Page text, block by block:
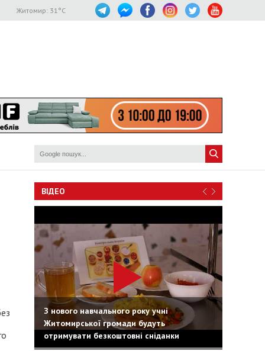
Житомир: 31°C
ВІДЕО
З нового навчального року учні
Житомирської громади будуть
отримувати безкоштовні сніданки